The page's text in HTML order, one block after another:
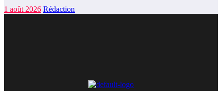
1 août 2026 Rédaction